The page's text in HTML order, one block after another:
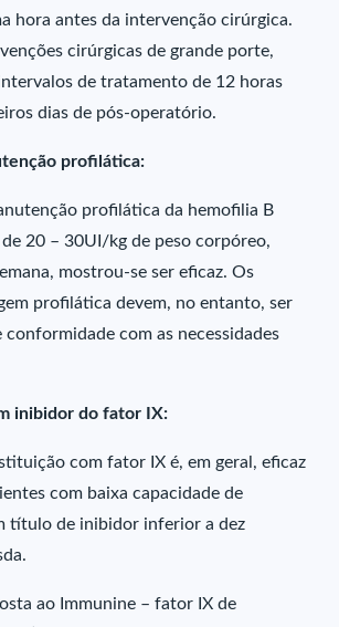
hora antes da intervenção cirúrgica.
cirúrgicas de grande porte,
de tratamento de 12 horas
dias de pós-operatório.
profilática:
profilática da hemofilia B
de 20 – 30UI/kg de peso corpóreo,
mostrou-se ser eficaz. Os
profilática devem, no entanto, ser
conformidade com as necessidades
inibidor do fator IX:
com fator IX é, em geral, eficaz
com baixa capacidade de
título de inibidor inferior a dez
ao Immunine – fator IX de